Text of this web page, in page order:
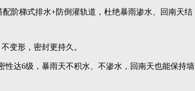
阶梯式排水+防倒灌轨道，杜绝暴雨渗水、回南天结
变形，密封更持久。
达6级，暴雨天不积水、不渗水，回南天也能保持墙